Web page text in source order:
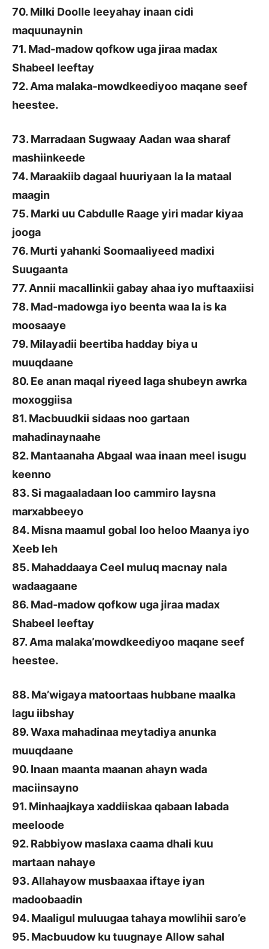
70. Milki Doolle leeyahay inaan cidi
maquunaynin
71. Mad-madow qofkow uga jiraa madax
Shabeel leeftay
72. Ama malaka-mowdkeediyoo maqane seef
heestee.
73. Marradaan Sugwaay Aadan waa sharaf
mashiinkeede
74. Maraakiib dagaal huuriyaan la la mataal
maagin
75. Marki uu Cabdulle Raage yiri madar kiyaa
jooga
76. Murti yahanki Soomaaliyeed madixi
Suugaanta
77. Annii macallinkii gabay ahaa iyo muftaaxiisi
78. Mad-madowga iyo beenta waa la is ka
moosaaye
79. Milayadii beertiba hadday biya u
muuqdaane
80. Ee anan maqal riyeed laga shubeyn awrka
moxoggiisa
81. Macbuudkii sidaas noo gartaan
mahadinaynaahe
82. Mantaanaha Abgaal waa inaan meel isugu
keenno
83. Si magaaladaan loo cammiro laysna
marxabbeeyo
84. Misna maamul gobal loo heloo Maanya iyo
Xeeb leh
85. Mahaddaaya Ceel muluq macnay nala
wadaagaane
86. Mad-madow qofkow uga jiraa madax
Shabeel leeftay
87. Ama malaka’mowdkeediyoo maqane seef
heestee.
88. Ma’wigaya matoortaas hubbane maalka
lagu iibshay
89. Waxa mahadinaa meytadiya anunka
muuqdaane
90. Inaan maanta maanan ahayn wada
maciinsayno
91. Minhaajkaya xaddiiskaa qabaan labada
meeloode
92. Rabbiyow maslaxa caama dhali kuu
martaan nahaye
93. Allahayow musbaaxaa iftaye iyan
madoobaadin
94. Maaligul muluugaa tahaya mowlihii saro’e
95. Macbuudow ku tuugnaye Allow sahal